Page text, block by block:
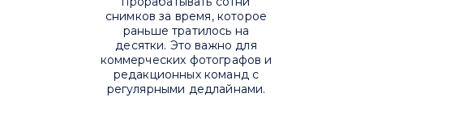
снимков за время, которое
раньше тратилось на
десятки. Это важно для
коммерческих фотографов и
редакционных команд с
регулярными дедлайнами.